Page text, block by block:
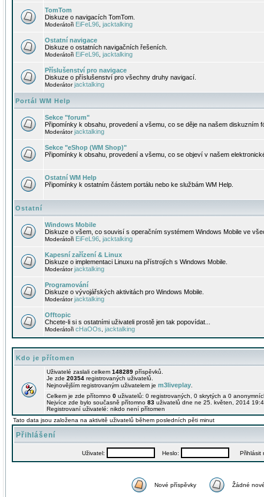
TomTom
Diskuze o navigacích TomTom.
Moderátoři EiFeL96 jacktalking
Ostatní navigace
Diskuze o ostatních navigačních řešeních.
Moderátoři EiFeL96 jacktalking
Příslušenství pro navigace
Diskuze o příslušenství pro všechny druhy navigací.
Moderátorjacktalking
Portál WM Help
Sekce "forum"
Připomínky k obsahu, provedení a všemu, co se děje na našem diskuzním
Moderátorjacktalking
Sekce "eShop (WM Shop)"
Připomínky k obsahu, provedení a všemu, co se objeví v našem
Ostatní WM Help
Připomínky k ostatním částem portálu nebo ke službám WM Help.
Ostatní
Windows Mobile
Diskuze o všem, co souvisí s operačním systémem Windows Mobile ve
Moderátoři EiFeL96 jacktalking
Kapesní zařízení & Linux
Diskuze o implementaci Linuxu na přístrojích s Windows Mobile.
Moderátorjacktalking
Programování
Diskuze o vývojářských aktivitách pro Windows Mobile.
Moderátorjacktalking
Offtopic
Chcete-li si s ostatními uživateli prostě jen tak popovídat...
Moderátoři cHaOOs jacktalking
Kdo je přítomen
Uživatelé zaslali celkem 148289 příspěvků.
Je zde 20354 registrovaných uživatelů.
Nejnovějším registrovaným uživatelem je m3liveplay
Celkem je zde přítomno 0 uživatelů: 0 registrovaných, 0 skrytých a 0
Nejvíce zde bylo současně přítomno 83 uživatelů dne ne 25. květen, 2014
Registrovaní uživatelé: nikdo není přítomen
Tato data jsou založena na aktivitě uživatelů během posledních pěti minut
Přihlášení
Uživatel: Heslo: Přihlásit
Nové příspěvky Žádné